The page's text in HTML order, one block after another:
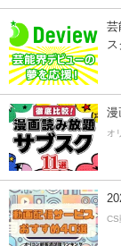
芸
漫
オ
CS